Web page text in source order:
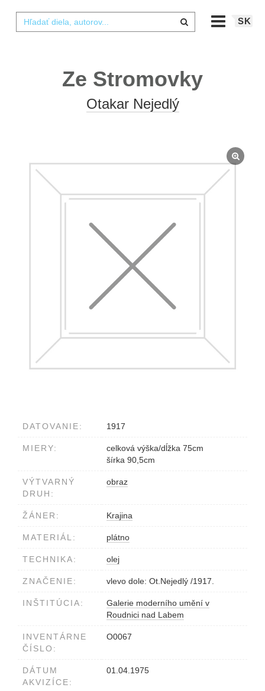
SK
Ze Stromovky
Otakar Nejedlý
DATOVANIE: 1917
MIERY:
celková výška/dĺžka 75cm
šírka 90,5cm
VÝTVARNÝ
DRUH:
obraz
ŽÁNER: Krajina
MATERIÁL: plátno
TECHNIKA: olej
ZNAČENIE: vlevo dole: Ot.Nejedlý /1917.
INŠTITÚCIA:
Galerie moderního umění v
Roudnici nad Labem
INVENTÁRNE
ČÍSLO:
O0067
DÁTUM
AKVIZÍCE:
01.04.1975